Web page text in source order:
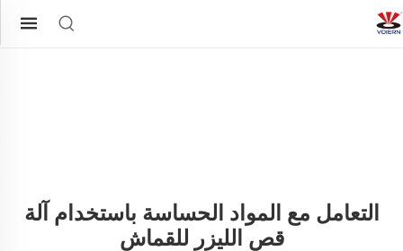
التعامل مع المواد الحساسة باستخدام آلة
قص الليزر للقماش